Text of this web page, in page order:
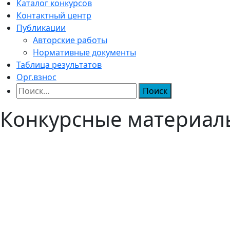
Каталог конкурсов
Контактный центр
Публикации
Авторские работы
Нормативные документы
Таблица результатов
Орг.взнос
Найти:
Конкурсные